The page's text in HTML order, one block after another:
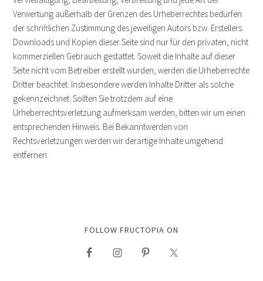
Verwertung außerhalb der Grenzen des Urheberrechtes bedürfen
der schriftlichen Zustimmung des jeweiligen Autors bzw. Erstellers.
Downloads und Kopien dieser Seite sind nur für den privaten, nicht
kommerziellen Gebrauch gestattet. Soweit die Inhalte auf dieser
Seite nicht vom Betreiber erstellt wurden, werden die Urheberrechte
Dritter beachtet. Insbesondere werden Inhalte Dritter als solche
gekennzeichnet. Sollten Sie trotzdem auf eine
Urheberrechtsverletzung aufmerksam werden, bitten wir um einen
entsprechenden Hinweis. Bei Bekanntwerden von
Rechtsverletzungen werden wir derartige Inhalte umgehend
entfernen.
FOLLOW FRUCTOPIA ON